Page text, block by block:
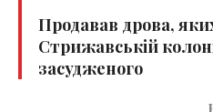
Продавав дрова,
Стрижавській
засудженого